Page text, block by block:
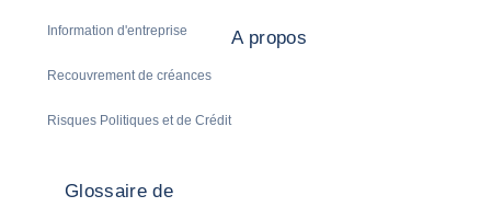
Information d'entreprise
Recouvrement de créances
Risques Politiques et de Crédit
A propos
Glossaire de